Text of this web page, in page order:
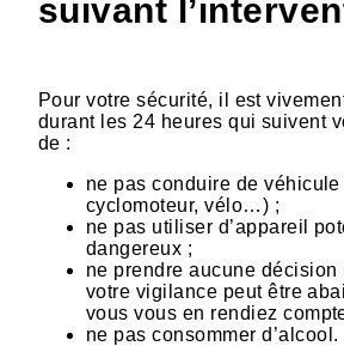
suivant
Pour votre sécurité, il est
durant les 24 heures qui suivent
de :
ne pas conduire de
cyclomoteur, vélo…) ;
ne pas utiliser d’appareil
dangereux ;
ne prendre aucune décision
votre vigilance peut être
vous vous en rendiez
ne pas consommer d’alcool.